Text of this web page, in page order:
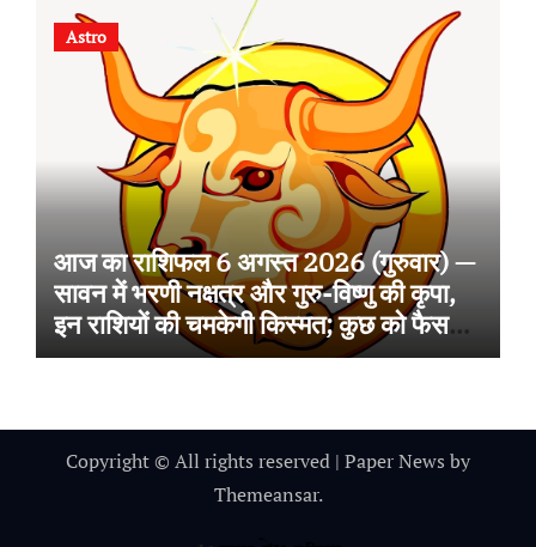
Astro
आज का राशिफल 6 अगस्त 2026 (गुरुवार) —
सावन में भरणी नक्षत्र और गुरु-विष्णु की कृपा,
इन राशियों की चमकेगी किस्मत; कुछ को फैसलों
में सतर्कता की सलाह
Copyright © All rights reserved | Paper News by
Themeansar.